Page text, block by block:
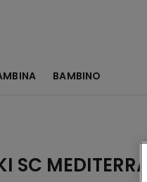
BAMBINO
SC